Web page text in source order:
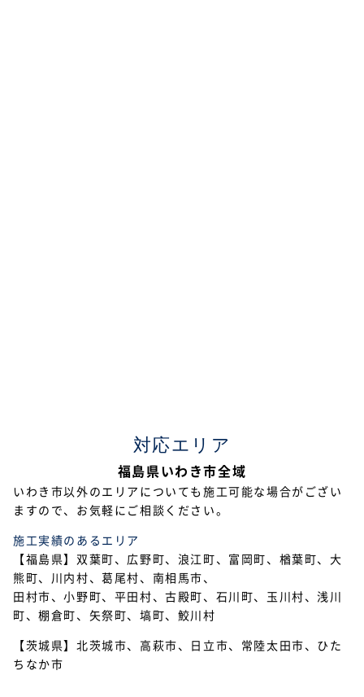
2022年12月
2022年11月
2022年10月
2022年7月
2022年6月
2022年5月
対応エリア
福島県いわき市全域
いわき市以外のエリアについても施工可能な場合がござい
ますので、お気軽にご相談ください。
施工実績のあるエリア
【福島県】双葉町、広野町、浪江町、富岡町、楢葉町、大
熊町、川内村、葛尾村、南相馬市、
田村市、小野町、平田村、古殿町、石川町、玉川村、浅川
町、棚倉町、矢祭町、塙町、鮫川村
【茨城県】北茨城市、高萩市、日立市、常陸太田市、ひた
ちなか市